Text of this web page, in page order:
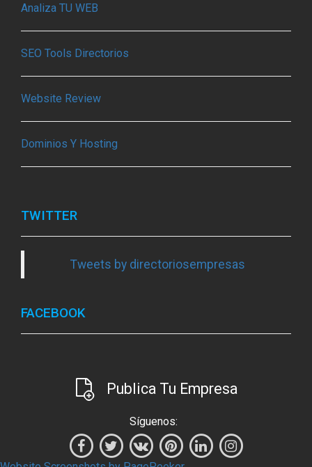
Analiza TU WEB
SEO Tools Directorios
Website Review
Dominios Y Hosting
TWITTER
Tweets by directoriosempresas
FACEBOOK
Publica Tu Empresa
Síguenos: